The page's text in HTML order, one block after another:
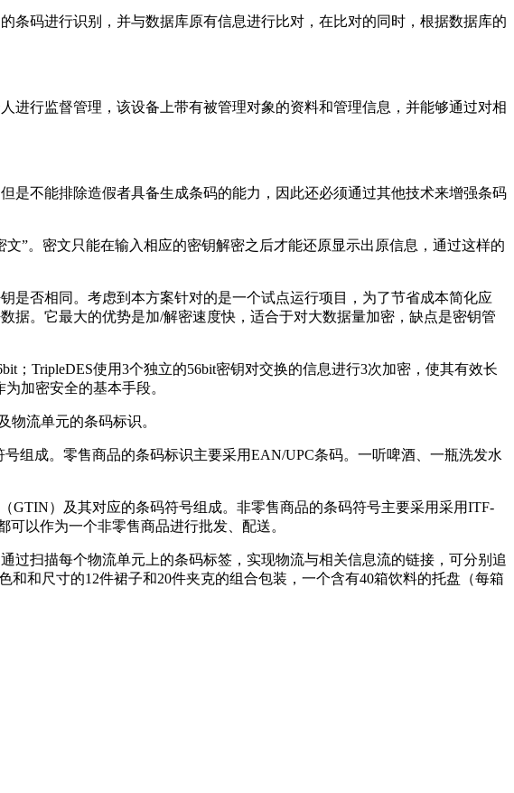
条码进行识别，并与数据库原有信息进行比对，在比对的同时，根据数据库的
进行监督管理，该设备上带有被管理对象的资料和管理信息，并能够通过对相
是不能排除造假者具备生成条码的能力，因此还必须通过其他技术来增强条码
”。密文只能在输入相应的密钥解密之后才能还原显示出原信息，通过这样的
是否相同。考虑到本方案针对的是一个试点运行项目，为了节省成本简化应
据。它最大的优势是加/解密速度快，适合于对大数据量加密，缺点是密钥管
；TripleDES使用3个独立的56bit密钥对交换的信息进行3次加密，使其有效长
加密安全的基本手段。
流单元的条码标识。
组成。零售商品的条码标识主要采用EAN/UPC条码。一听啤酒、一瓶洗发水
GTIN）及其对应的条码符号组成。非零售商品的条码符号主要采用采用ITF-
以作为一个非零售商品进行批发、配送。
扫描每个物流单元上的条码标签，实现物流与相关信息流的链接，可分别追
和尺寸的12件裙子和20件夹克的组合包装，一个含有40箱饮料的托盘（每箱